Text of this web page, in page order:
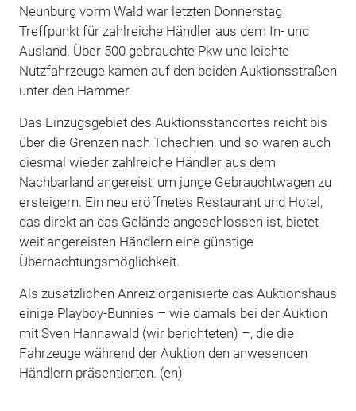
Neunburg vorm Wald war letzten Donnerstag
Treffpunkt für zahlreiche Händler aus dem In- und
Ausland. Über 500 gebrauchte Pkw und leichte
Nutzfahrzeuge kamen auf den beiden Auktionsstraßen
unter den Hammer.
Das Einzugsgebiet des Auktionsstandortes reicht bis
über die Grenzen nach Tchechien, und so waren auch
diesmal wieder zahlreiche Händler aus dem
Nachbarland angereist, um junge Gebrauchtwagen zu
ersteigern. Ein neu eröffnetes Restaurant und Hotel,
das direkt an das Gelände angeschlossen ist, bietet
weit angereisten Händlern eine günstige
Übernachtungsmöglichkeit.
Als zusätzlichen Anreiz organisierte das Auktionshaus
einige Playboy-Bunnies – wie damals bei der Auktion
mit Sven Hannawald (wir berichteten) –, die die
Fahrzeuge während der Auktion den anwesenden
Händlern präsentierten. (en)